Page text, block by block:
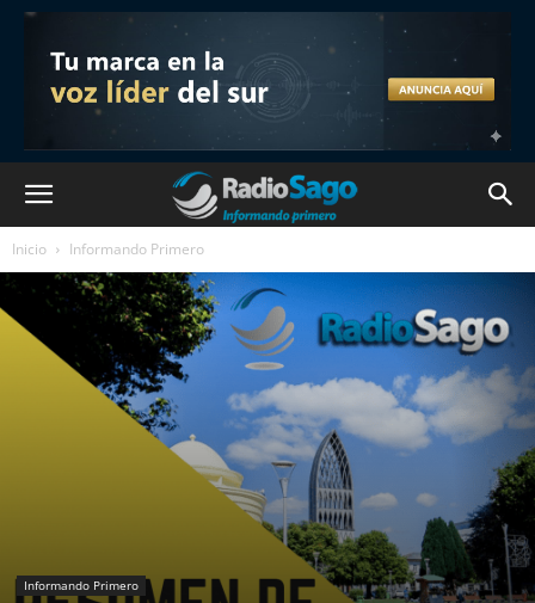
Inicio Informando Primero
Informando Primero